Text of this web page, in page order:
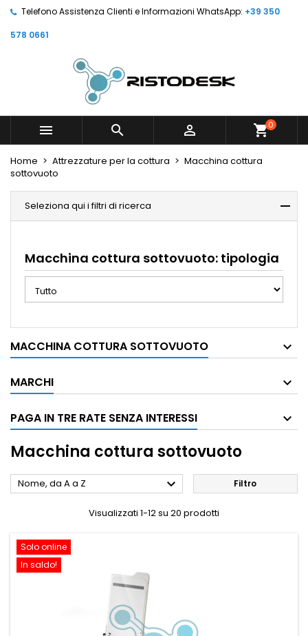
Telefono Assistenza Clienti e Informazioni WhatsApp: +39 350
578 0661
   shopping_cart0
Home Attrezzature per la cottura
Macchina cottura
sottovuoto
Seleziona qui i filtri di ricerca
Macchina cottura sottovuoto: tipologia
MACCHINA COTTURA SOTTOVUOTO
MARCHI
PAGA IN TRE RATE SENZA INTERESSI
Macchina cottura sottovuoto
Nome, da A a Z  Filtro
Visualizzati 1-12 su 20 prodotti
Solo online
In saldo!